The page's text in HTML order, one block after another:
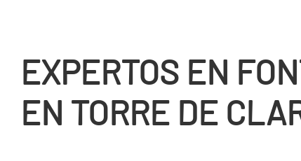
EXPERTOS EN
EN TORRE DE